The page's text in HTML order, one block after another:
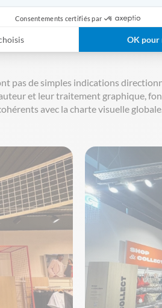
Consentements certifiés par
OK pour
révèle toute sa profondeur. Dans
l'identité de marque à chaque
pas de simples indications
et leur traitement graphique,
avec la charte visuelle